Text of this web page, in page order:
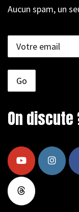
Aucun spam, un
On discute